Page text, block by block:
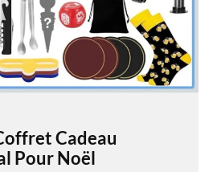
Cadeau
Pour Noël